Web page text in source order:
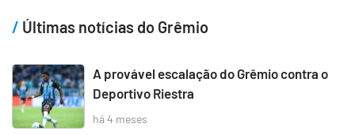
Últimas notícias do Grêmio
A provável escalação do Grêmio contra o
Deportivo Riestra
há 4 meses